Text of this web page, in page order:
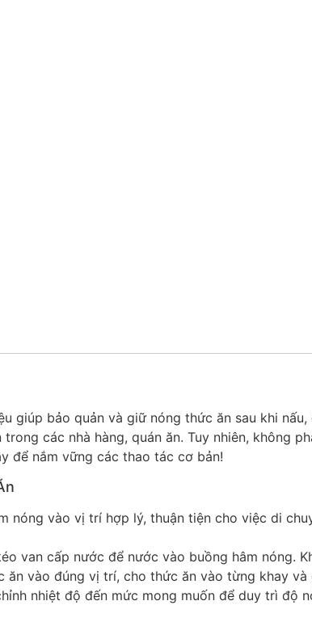
giúp bảo quản và giữ nóng thức ăn sau khi
các nhà hàng, quán ăn. Tuy nhiên, không
để nắm vững các thao tác cơ bản!
nóng vào vị trí hợp lý, thuận tiện cho việc di
van cấp nước để nước vào buồng hâm nóng.
ăn vào đúng vị trí, cho thức ăn vào từng khay và
nhiệt độ đến mức mong muốn để duy trì độ